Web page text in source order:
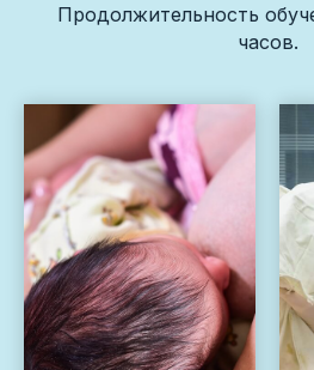
Продолжительность
часов.